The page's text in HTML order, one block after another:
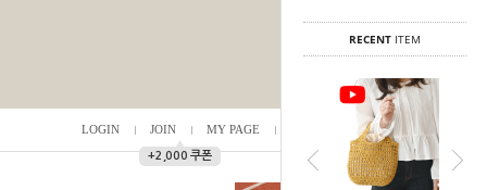
RECENTITEM
LOGIN
JOIN
▲
+2,000 쿠폰
MY PAGE / 0